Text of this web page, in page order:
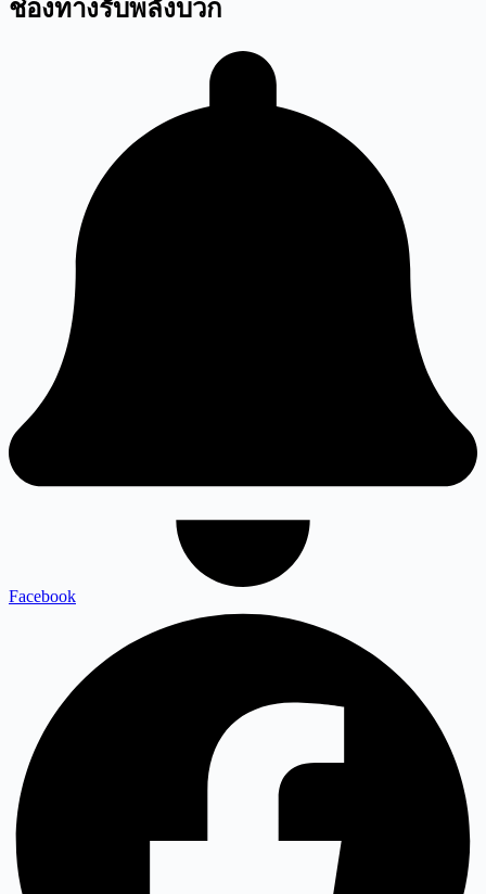
ช่องทางรับพลังบวก
Facebook